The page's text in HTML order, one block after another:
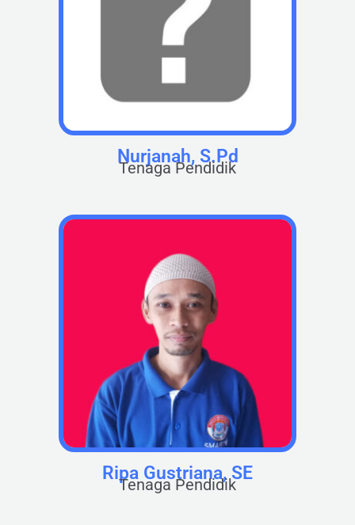
Nurjanah, S.Pd
Tenaga Pendidik
Ripa Gustriana, SE
Tenaga Pendidik